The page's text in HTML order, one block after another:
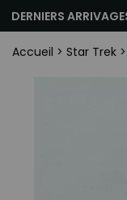
DERNIERS
Accueil > Star Trek >